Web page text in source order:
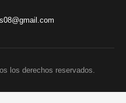
los derechos reservados.